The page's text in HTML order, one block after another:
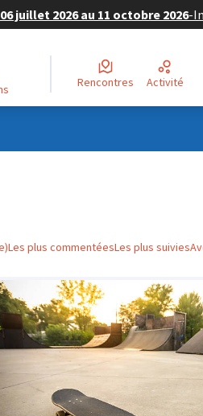
juillet 2026 au 11 octobre 2026-
Rencontres Activité
Les plus commentéesLes plus suivies